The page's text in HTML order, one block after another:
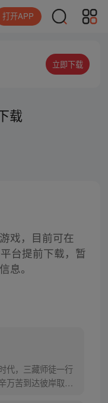
打开APP
立即下载
载
戏，目前可在
台提前下载，暂
息。
代，三藏师徒一行
万苦到达彼岸取